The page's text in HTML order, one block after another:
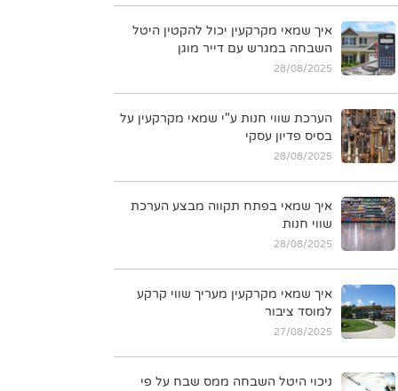
איך שמאי מקרקעין יכול להקטין היטל
השבחה במגרש עם דייר מוגן
28/08/2025
הערכת שווי חנות ע"י שמאי מקרקעין על
בסיס פדיון עסקי
28/08/2025
איך שמאי בפתח תקווה מבצע הערכת
שווי חנות
28/08/2025
איך שמאי מקרקעין מעריך שווי קרקע
למוסד ציבור
27/08/2025
ניכוי היטל השבחה ממס שבח על פי